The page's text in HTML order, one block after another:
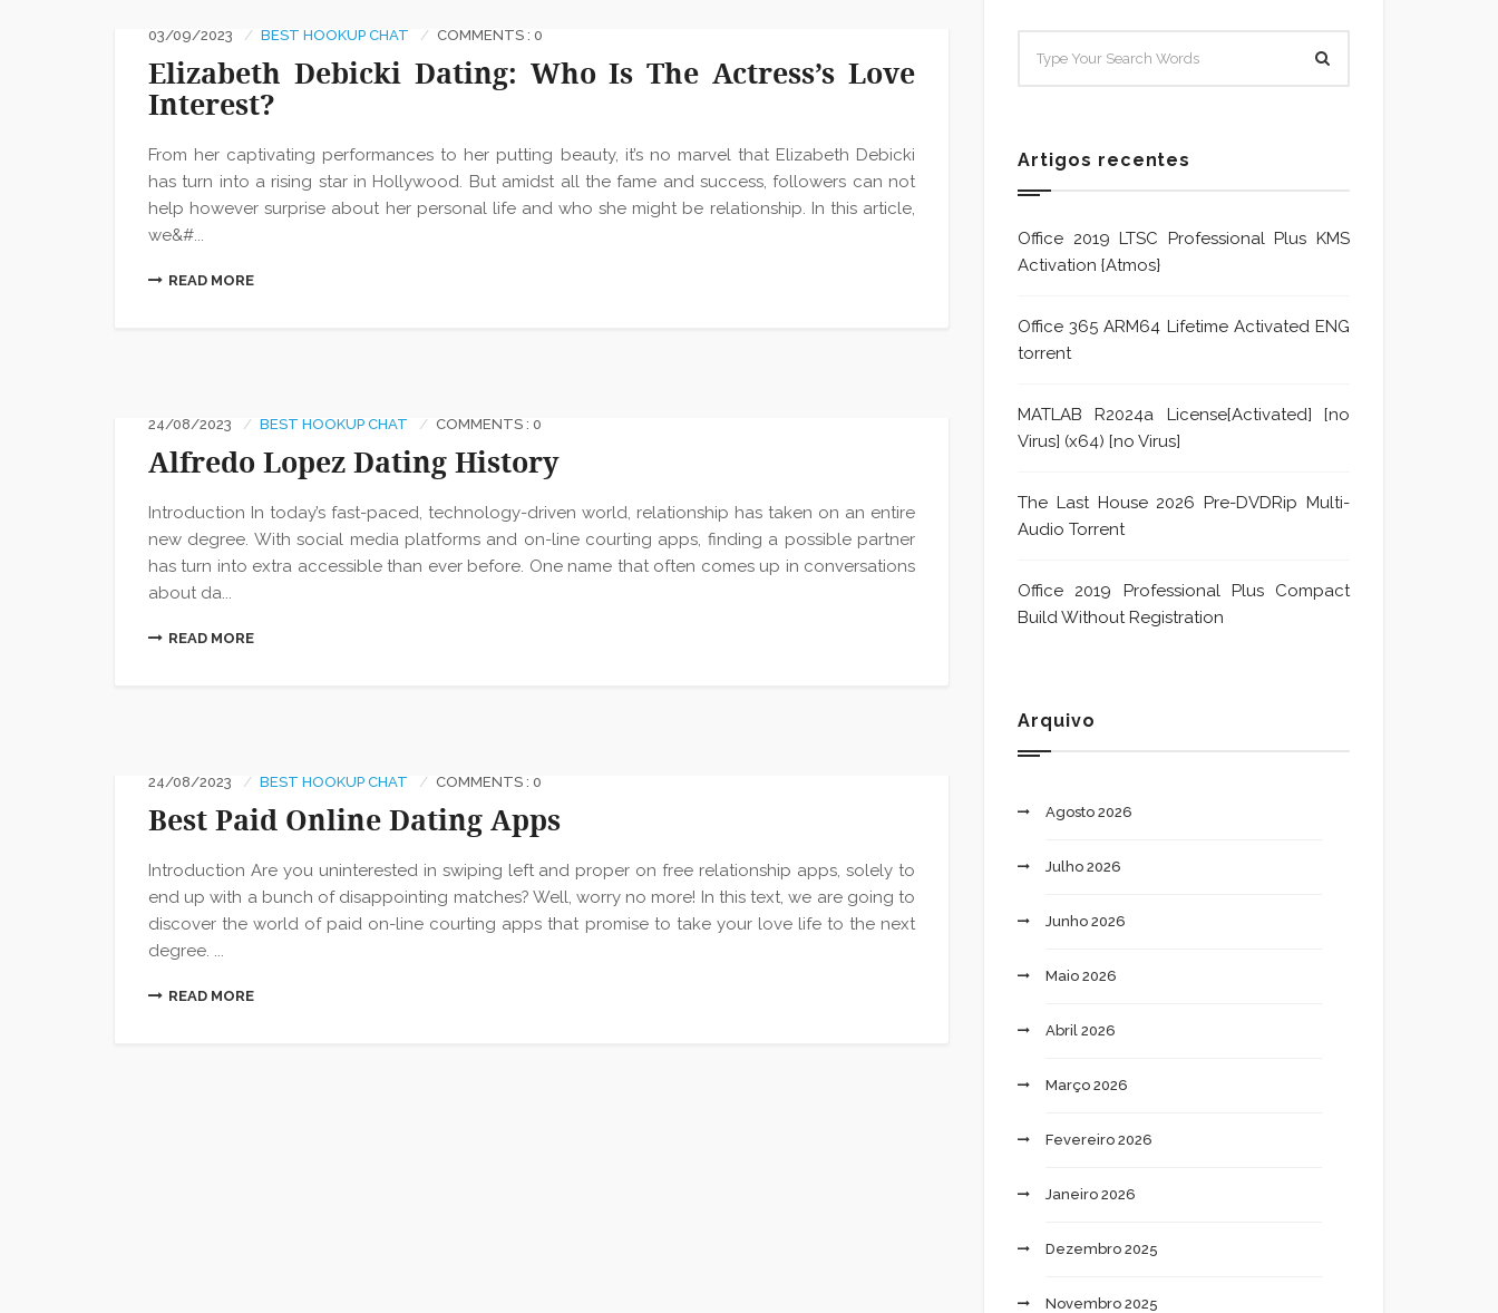
03/09/2023 BEST HOOKUP CHAT COMMENTS : 0
Elizabeth Debicki Dating: Who Is The Actress’s Love
Interest?
From her captivating performances to her putting beauty, it’s no marvel that Elizabeth Debicki
has turn into a rising star in Hollywood. But amidst all the fame and success, followers can not
help however surprise about her personal life and who she might be relationship. In this article,
we&#...
READ MORE
24/08/2023 BEST HOOKUP CHAT COMMENTS : 0
Alfredo Lopez Dating History
Introduction In today’s fast-paced, technology-driven world, relationship has taken on an entire
new degree. With social media platforms and on-line courting apps, finding a possible partner
has turn into extra accessible than ever before. One name that often comes up in conversations
about da...
READ MORE
24/08/2023 BEST HOOKUP CHAT COMMENTS : 0
Best Paid Online Dating Apps
Introduction Are you uninterested in swiping left and proper on free relationship apps, solely to
end up with a bunch of disappointing matches? Well, worry no more! In this text, we are going to
discover the world of paid on-line courting apps that promise to take your love life to the next
degree. ...
READ MORE
Artigos recentes
Office 2019 LTSC Professional Plus KMS
Activation {Atmos}
Office 365 ARM64 Lifetime Activated ENG
torrent
MATLAB R2024a License[Activated] [no
Virus] (x64) [no Virus]
The Last House 2026 Pre-DVDRip Multi-
Audio Torrent
Office 2019 Professional Plus Compact
Build Without Registration
Arquivo
Agosto 2026
Julho 2026
Junho 2026
Maio 2026
Abril 2026
Março 2026
Fevereiro 2026
Janeiro 2026
Dezembro 2025
Novembro 2025